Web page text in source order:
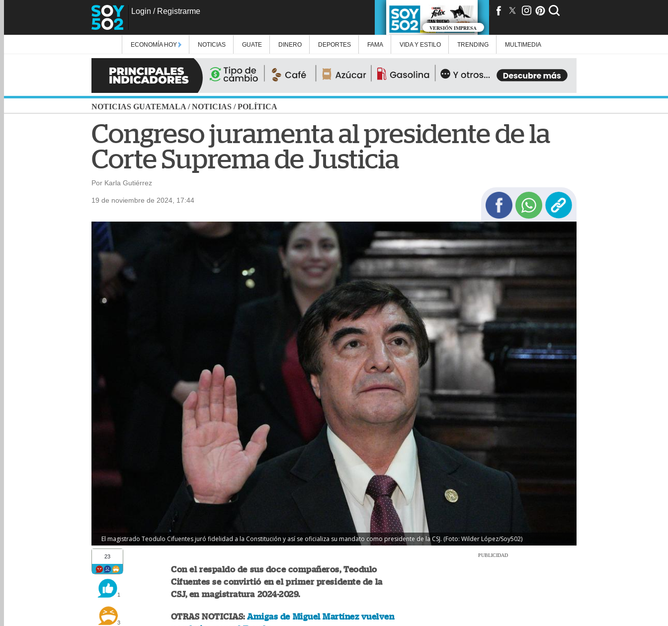
Login / Registrarme
VERSIÓN IMPRESA
ECONOMÍA HOY NOTICIAS GUATE DINERO DEPORTES FAMA VIDA Y ESTILO TRENDING MULTIMEDIA
NOTICIAS GUATEMALA /NOTICIAS /POLÍTICA
Congreso juramenta al presidente de la
Corte Suprema de Justicia
Por Karla Gutiérrez
19 de noviembre de 2024, 17:44
El magistrado Teodulo Cifuentes juró fidelidad a la Constitución y así se oficializa su mandato como presidente de la CSJ. (Foto: Wilder López/Soy502)
23
1
3
Con el respaldo de sus doce compañeros, Teodulo
Cifuentes se convirtió en el primer presidente de la
CSJ, en magistratura 2024-2029.
OTRAS NOTICIAS:Amigas de Miguel Martínez vuelven
PUBLICIDAD